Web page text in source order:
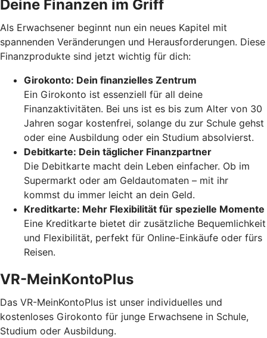
Deine Finanzen im Griff
Als Erwachsener beginnt nun ein neues Kapitel mit
spannenden Veränderungen und Herausforderungen. Diese
Finanzprodukte sind jetzt wichtig für dich:
Girokonto: Dein finanzielles Zentrum
Ein Girokonto ist essenziell für all deine
Finanzaktivitäten. Bei uns ist es bis zum Alter von 30
Jahren sogar kostenfrei, solange du zur Schule gehst
oder eine Ausbildung oder ein Studium absolvierst.
Debitkarte: Dein täglicher Finanzpartner
Die Debitkarte macht dein Leben einfacher. Ob im
Supermarkt oder am Geldautomaten – mit ihr
kommst du immer leicht an dein Geld.
Kreditkarte: Mehr Flexibilität für spezielle Momente
Eine Kreditkarte bietet dir zusätzliche Bequemlichkeit
und Flexibilität, perfekt für Online-Einkäufe oder fürs
Reisen.
VR-MeinKontoPlus
Das VR-MeinKontoPlus ist unser individuelles und
kostenloses Girokonto für junge Erwachsene in Schule,
Studium oder Ausbildung.